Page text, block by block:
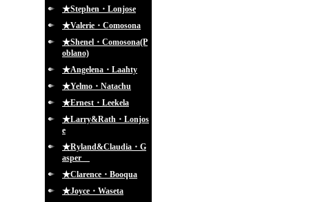
★Stephen・Lonjose
★Valerie・Comosona
★Shenel・Comosona(P
oblano)
★Angelena・Laahty
★Yelmo・Natachu
★Ernest・Leekela
★Larry&Rath・Lonjos
e
★Ryland&Claudia・G
asper
★Clarence・Booqua
★Joyce・Waseta